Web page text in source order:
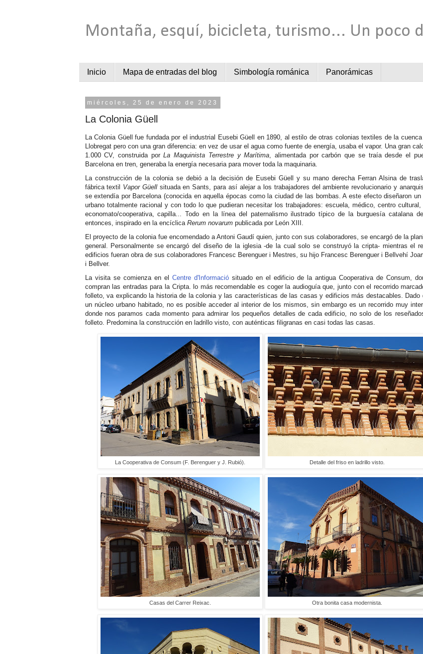
Montaña, esquí, bicicleta, turismo... Un poco
Inicio Mapa de entradas del blog Simbología románica Panorámicas
miércoles, 25 de enero de 2023
La Colonia Güell
La Colonia Güell fue fundada por el industrial Eusebi Güell en 1890, al estilo de otras colonias textiles de la
Llobregat pero con una gran diferencia: en vez de usar el agua como fuente de energía, usaba el vapor. Una gran
1.000 CV, construida porLa Maquinista Terrestre y Marítima, alimentada por carbón que se traía desde el
Barcelona en tren, generaba la energía necesaria para mover toda la maquinaria.
La construcción de la colonia se debió a la decisión de Eusebi Güell y su mano derecha Ferran Alsina de
fábrica textil Vapor Güellsituada en Sants, para así alejar a los trabajadores del ambiente revolucionario y
se extendía por Barcelona (conocida en aquella épocas como la ciudad de las bombas. A este efecto diseñaron un
urbano totalmente racional y con todo lo que pudieran necesitar los trabajadores: escuela, médico, centro cultural,
economato/cooperativa, capilla... Todo en la línea del paternalismo ilustrado típico de la burguesía catalana
entonces, inspirado en la encíclica Rerum novarumpublicada por León XIII.
El proyecto de la colonia fue encomendado a Antoni Gaudí quien, junto con sus colaboradores, se encargó de la
general. Personalmente se encargó del diseño de la iglesia -de la cual solo se construyó la cripta- mientras el
edificios fueran obra de sus colaboradores Francesc Berenguer i Mestres, su hijo Francesc Berenguer i Bellvehí
i Bellver.
La visita se comienza en el Centre d'Informaciósituado en el edificio de la antigua Cooperativa de Consum,
compran las entradas para la Cripta. lo más recomendable es coger la audioguía que, junto con el recorrido
folleto, va explicando la historia de la colonia y las características de las casas y edificios más destacables. Dado
un núcleo urbano habitado, no es posible acceder al interior de los mismos, sin embargo es un recorrido muy
donde nos paramos cada momento para admirar los pequeños detalles de cada edificio, no solo de los
folleto. Predomina la construcción en ladrillo visto, con auténticas filigranas en casi todas las casas.
La Cooperativa de Consum (F. Berenguer y J. Rubió). Detalle del friso en ladrillo visto.
Casas del Carrer Reixac. Otra bonita casa modernista.